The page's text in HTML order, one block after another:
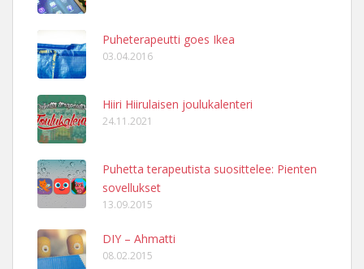
Puheterapeutti goes Ikea
03.04.2016
Hiiri Hiirulaisen joulukalenteri
24.11.2021
Puhetta terapeutista suosittelee: Pienten
sovellukset
13.09.2015
DIY – Ahmatti
08.02.2015